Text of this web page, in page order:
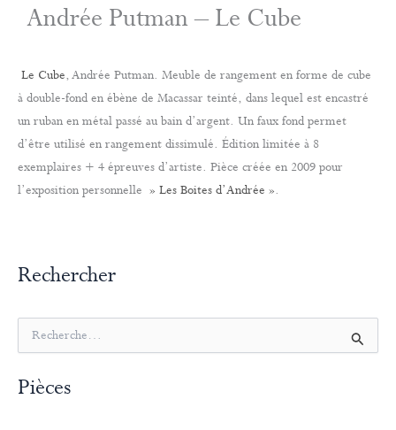
Andrée Putman – Le Cube
Le Cube, Andrée Putman. Meuble de rangement en forme de cube
à double-fond en ébène de Macassar teinté, dans lequel est encastré
un ruban en métal passé au bain d’argent. Un faux fond permet
d’être utilisé en rangement dissimulé. Édition limitée à 8
exemplaires + 4 épreuves d’artiste. Pièce créée en 2009 pour
l’exposition personnelle » Les Boites d’Andrée ».
Rechercher
e
hPièces